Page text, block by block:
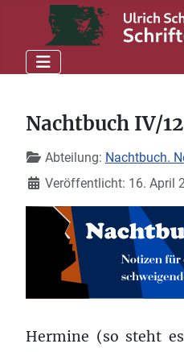
Nachtbuch IV/
DetailsAbteilung: Nachtbuch.
Veröffentlicht: 16. April
Hermine (so steht